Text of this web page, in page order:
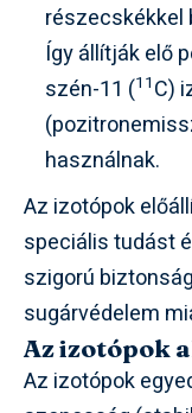
részecskékkel
Így állítják elő
szén-11 (11 C)
használnak.
Az izotópok
speciális tudást
szigorú
sugárvédelem
Az izotópok
Az izotópok